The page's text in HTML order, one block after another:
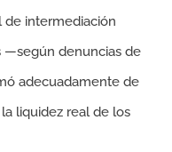
de intermediación
—según denuncias de
adecuadamente de
liquidez real de los